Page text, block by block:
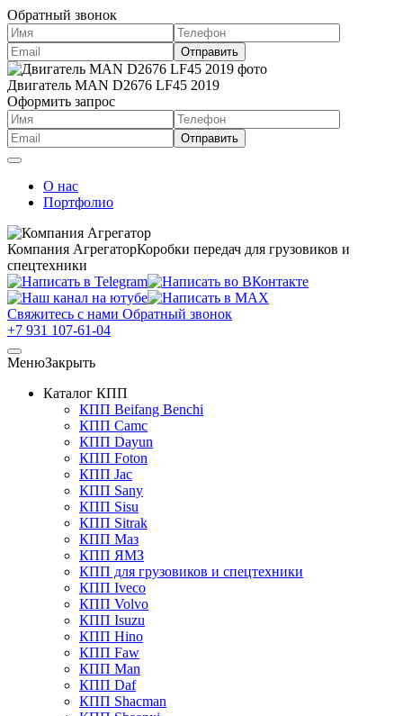
Обратный звонок
Двигатель MAN D2676 LF45 2019
Оформить запрос
О нас
Портфолио
Компания АгрегаторКоробки передач для грузовиков и
спецтехники
Свяжитесь с нами Обратный звонок
+7 931 107-61-04
МенюЗакрыть
Каталог КПП
КПП Beifang Benchi
КПП Camc
КПП Dayun
КПП Foton
КПП Jac
КПП Sany
КПП Sisu
КПП Sitrak
КПП Маз
КПП ЯМЗ
КПП для грузовиков и спецтехники
КПП Iveco
КПП Volvo
КПП Isuzu
КПП Hino
КПП Faw
КПП Man
КПП Daf
КПП Shacman